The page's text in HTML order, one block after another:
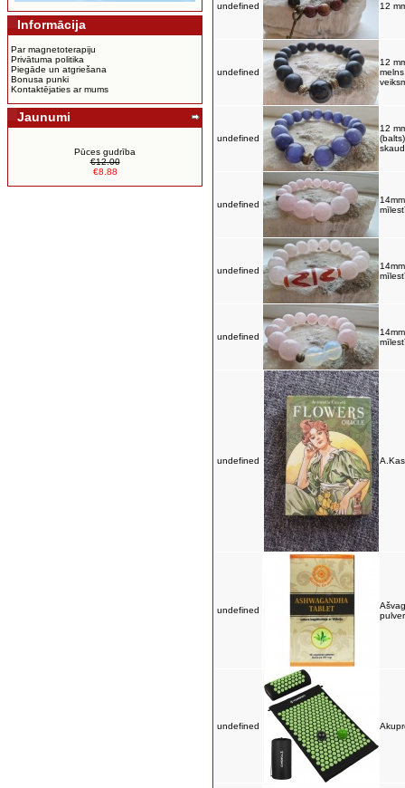
Informācija
Par magnetoterapiju
Privātuma politika
Piegāde un atgriešana
Bonusa punki
Kontaktējaties ar mums
Jaunumi
Pūces gudrība
€12.00
€8.88
undefined 12
undefined
12
undefined
12
undefined
undefined
undefined
undefined
undefined
undefined